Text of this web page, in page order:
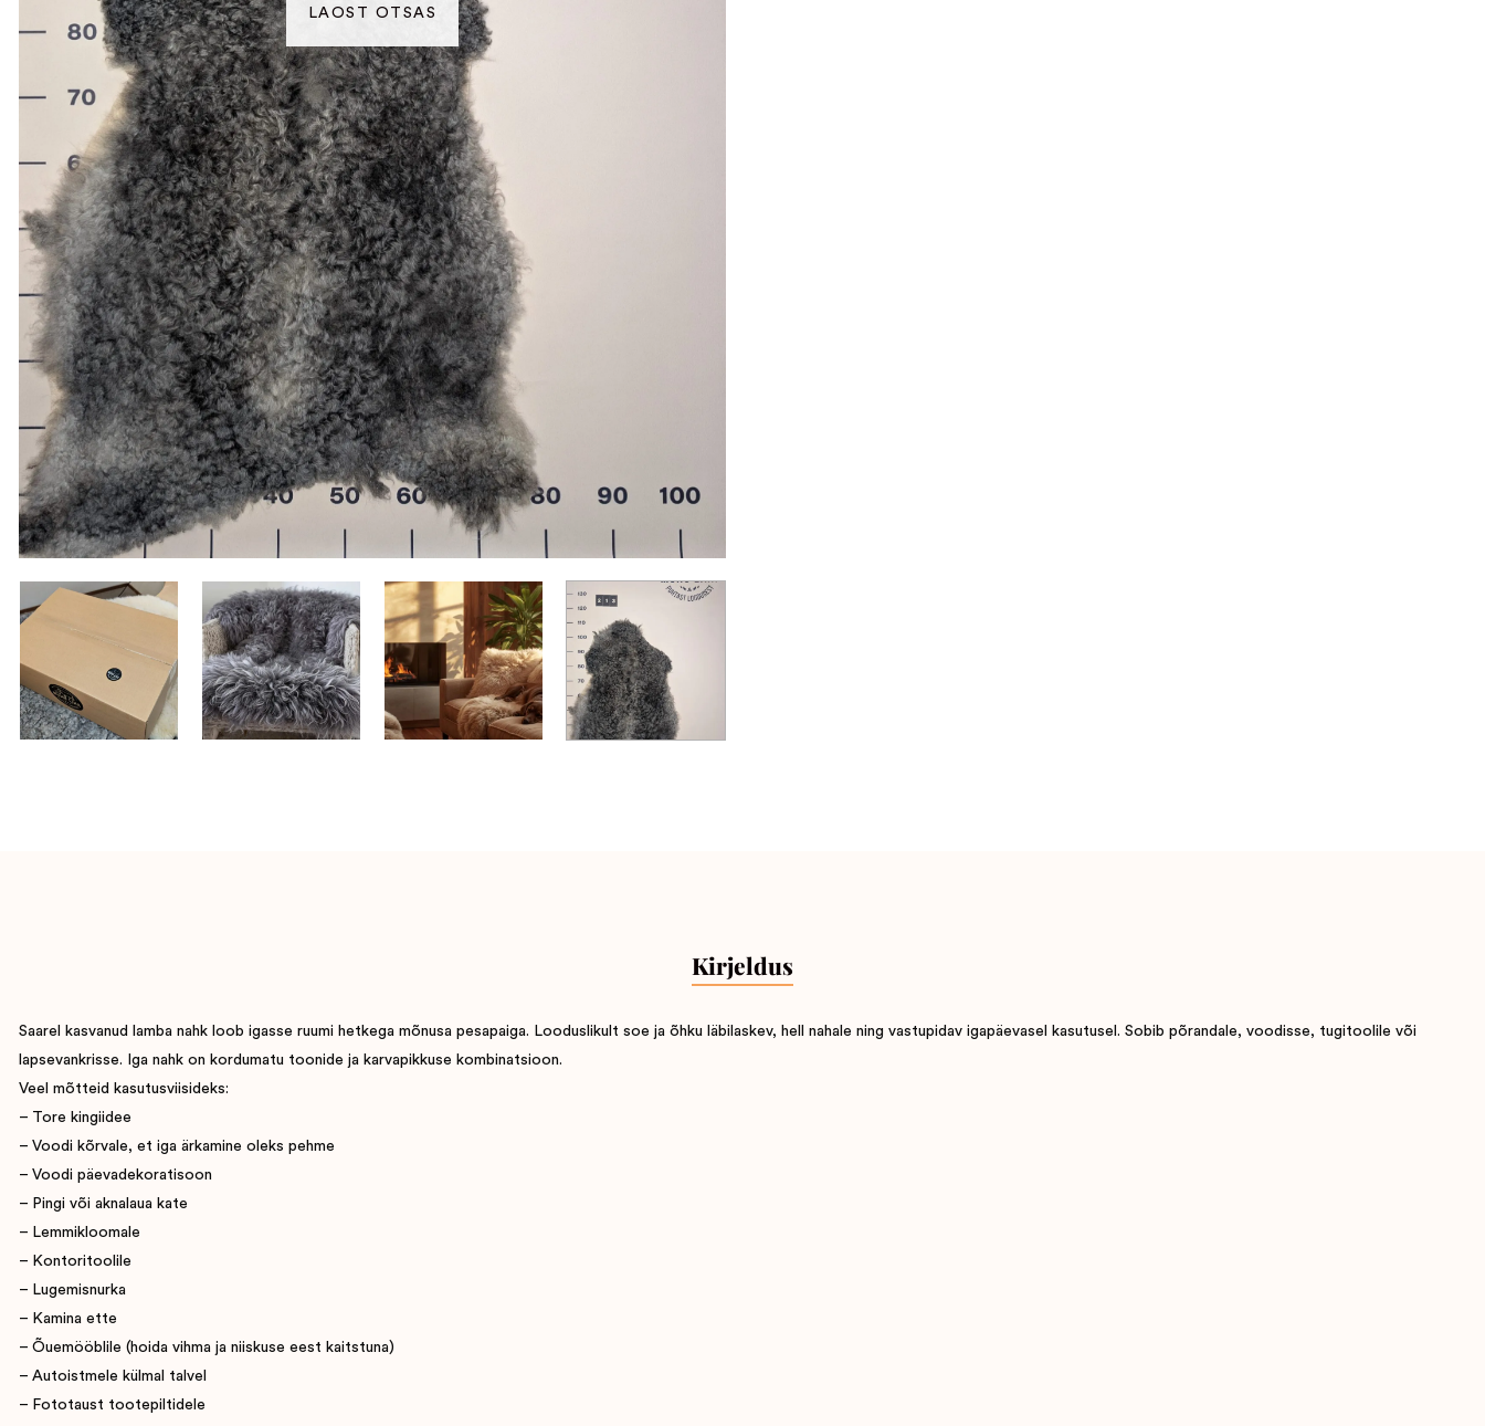
LAOST OTSAS
Kirjeldus
Saarel kasvanud lamba nahk loob igasse ruumi hetkega mõnusa pesapaiga. Looduslikult soe ja õhku läbilaskev, hell nahale ning vastupidav igapäevasel kasutusel. Sobib põrandale, voodisse, tugitoolile või
lapsevankrisse. Iga nahk on kordumatu toonide ja karvapikkuse kombinatsioon.
Veel mõtteid kasutusviisideks:
– Tore kingiidee
– Voodi kõrvale, et iga ärkamine oleks pehme
– Voodi päevadekoratisoon
– Pingi või aknalaua kate
– Lemmikloomale
– Kontoritoolile
– Lugemisnurka
– Kamina ette
– Õuemööblile (hoida vihma ja niiskuse eest kaitstuna)
– Autoistmele külmal talvel
– Fototaust tootepiltidele